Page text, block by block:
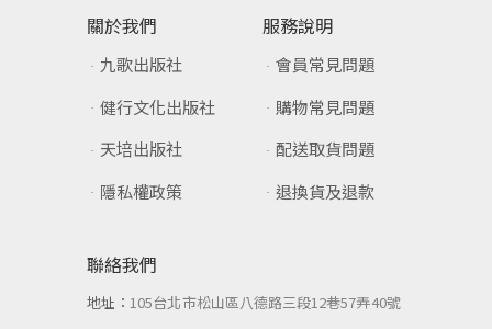
關於我們
九歌出版社
健行文化出版社
天培出版社
隱私權政策
服務說明
會員常見問題
購物常見問題
配送取貨問題
退換貨及退款
聯絡我們
地址：105台北市松山區八德路三段12巷57弄40號